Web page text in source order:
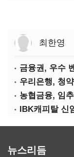
최한영
IBK캐피탈 신
뉴스리듬